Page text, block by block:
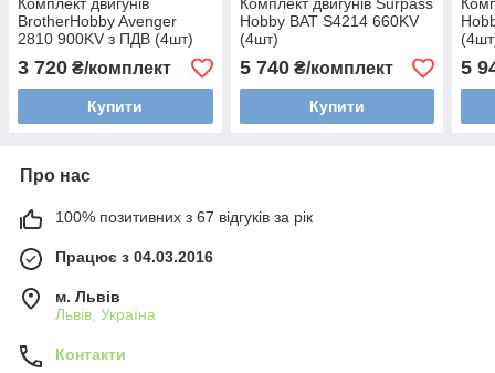
Комплект двигунів
BrotherHobby Avenger
2810 900KV з ПДВ (4шт)
3 720 ₴/комплект
Купити
Комплект двигунів Surpass
Hobby BAT S4214 660KV
(4шт)
5 740₴/комплект
Купити
5
Про нас
100% позитивних з 67 відгуків за рік
Працює з 04.03.2016
м. Львів
Львів, Україна
Контакти